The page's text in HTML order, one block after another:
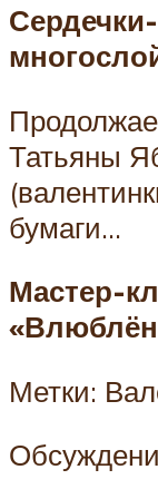
Татьяны
бумаги…
Мастер-
Метки: